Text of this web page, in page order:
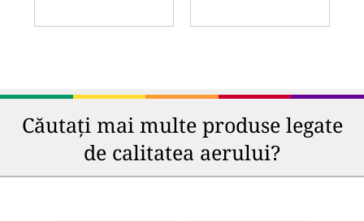
Căutați mai multe produse legate
de calitatea aerului?